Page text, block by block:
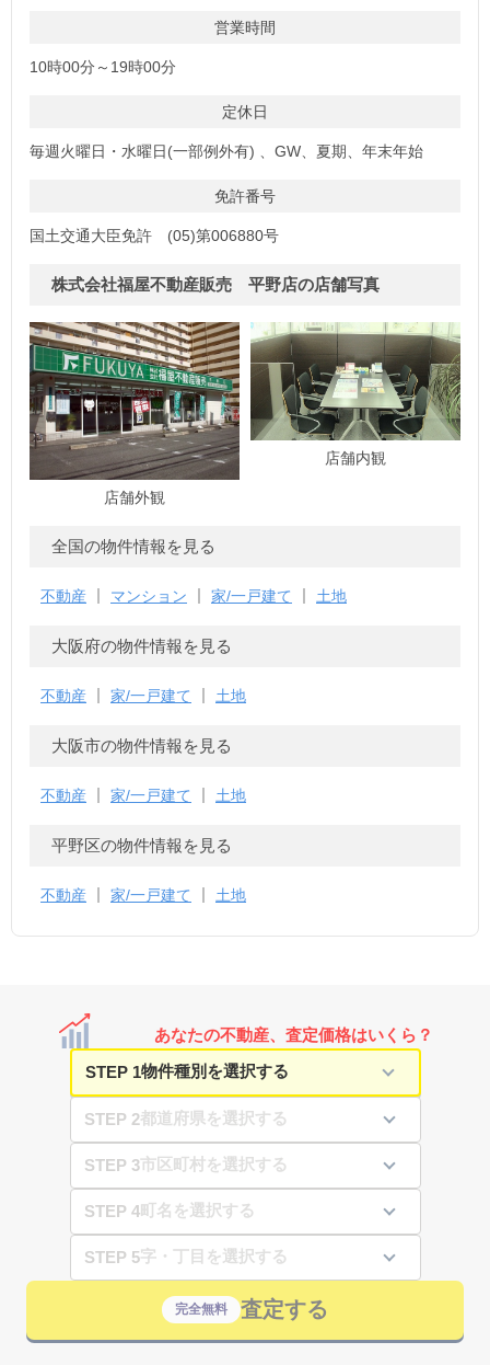
営業時間
10時00分～19時00分
定休日
毎週火曜日・水曜日(一部例外有) 、GW、夏期、年末年始
免許番号
国土交通大臣免許 (05)第006880号
株式会社福屋不動産販売 平野店の店舗写真
店舗外観
店舗内観
全国の物件情報を見る
不動産 マンション 家/一戸建て 土地
大阪府の物件情報を見る
不動産 家/一戸建て 土地
大阪市の物件情報を見る
不動産 家/一戸建て 土地
平野区の物件情報を見る
不動産 家/一戸建て 土地
あなたの不動産、査定価格はいくら？
STEP 1
STEP 2
STEP 3
STEP 4
STEP 5
完全無料 査定する